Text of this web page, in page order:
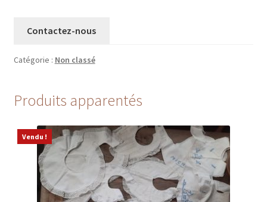
Contactez-nous
Catégorie : Non classé
Produits apparentés
Vendu !